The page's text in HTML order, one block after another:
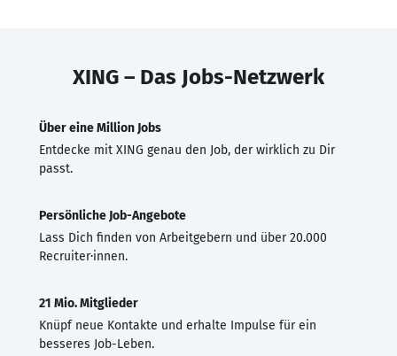
XING – Das Jobs-Netzwerk
Über eine Million Jobs
Entdecke mit XING genau den Job, der wirklich zu Dir
passt.
Persönliche Job-Angebote
Lass Dich finden von Arbeitgebern und über 20.000
Recruiter·innen.
21 Mio. Mitglieder
Knüpf neue Kontakte und erhalte Impulse für ein
besseres Job-Leben.